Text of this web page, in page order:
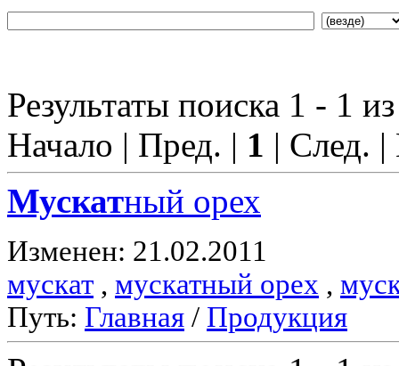
Результаты поиска 1 - 1
Начало | Пред. | 1 | След.
Мускатный орех
Изменен: 21.02.2011
мускат , мускатный орех ,
Путь: Главная / Продукция